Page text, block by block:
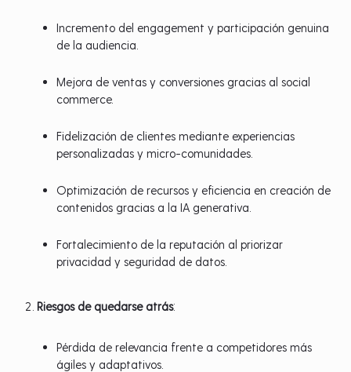
Incremento del engagement y participación genuina
de la audiencia.
Mejora de ventas y conversiones gracias al social
commerce.
Fidelización de clientes mediante experiencias
personalizadas y micro-comunidades.
Optimización de recursos y eficiencia en creación de
contenidos gracias a la IA generativa.
Fortalecimiento de la reputación al priorizar
privacidad y seguridad de datos.
Riesgos de quedarse atrás:
Pérdida de relevancia frente a competidores más
ágiles y adaptativos.